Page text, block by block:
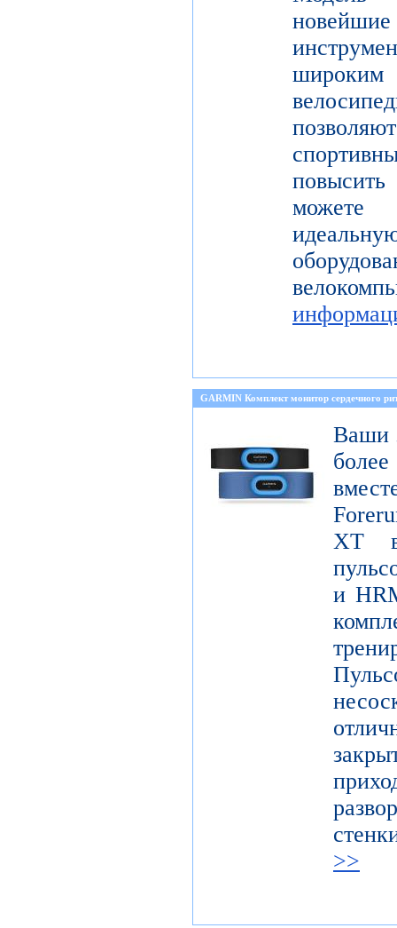
повысить
можете
GARMIN Комплект монитор сердечного
Ваши
XT
и
>>